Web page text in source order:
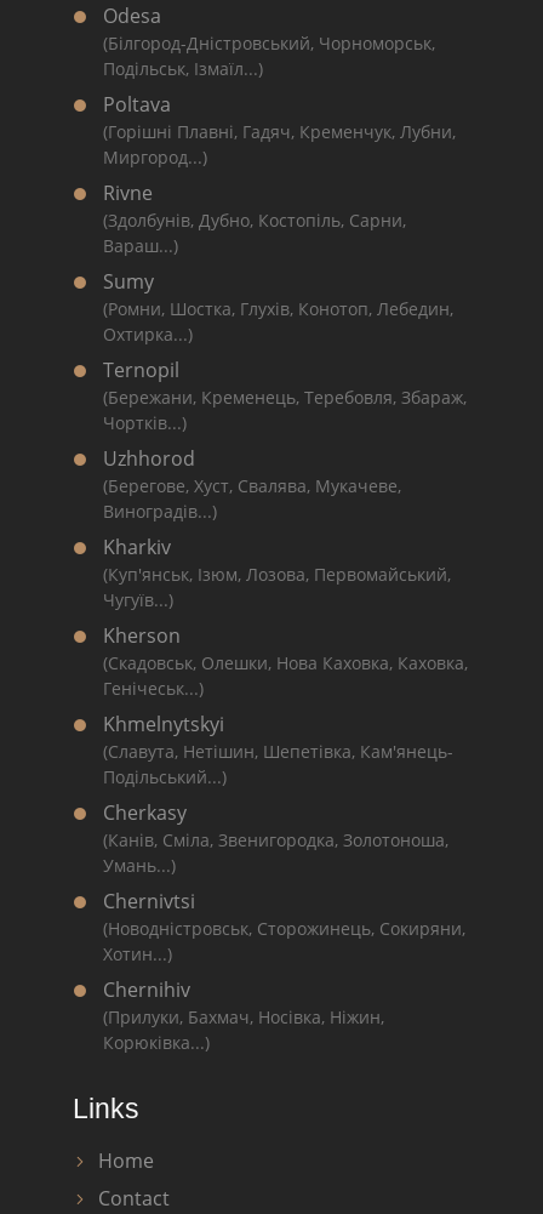
Odesa
(Білгород-Дністровський, Чорноморськ,
Подільськ, Ізмаїл...)
Poltava
(Горішні Плавні, Гадяч, Кременчук, Лубни,
Миргород...)
Rivne
(Здолбунів, Дубно, Костопіль, Сарни,
Вараш...)
Sumy
(Ромни, Шостка, Глухів, Конотоп, Лебедин,
Охтирка...)
Ternopil
(Бережани, Кременець, Теребовля, Збараж,
Чортків...)
Uzhhorod
(Берегове, Хуст, Свалява, Мукачеве,
Виноградів...)
Kharkiv
(Куп'янськ, Ізюм, Лозова, Первомайський,
Чугуїв...)
Kherson
(Скадовськ, Олешки, Нова Каховка, Каховка,
Генічеськ...)
Khmelnytskyi
(Славута, Нетішин, Шепетівка, Кам'янець-
Подільський...)
Cherkasy
(Канів, Сміла, Звенигородка, Золотоноша,
Умань...)
Chernivtsi
(Новодністровськ, Сторожинець, Сокиряни,
Хотин...)
Chernihiv
(Прилуки, Бахмач, Носівка, Ніжин,
Корюківка...)
Links
Home
Contact